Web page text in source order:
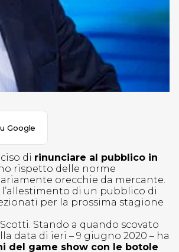
Google
di rinunciare al pubblico in
rispetto delle norme
orecchie da mercante.
l’allestimento di un pubblico di
per la prossima stagione
Stando a quando scovato
data di ieri – 9 giugno 2020 – ha
del game show con le botole